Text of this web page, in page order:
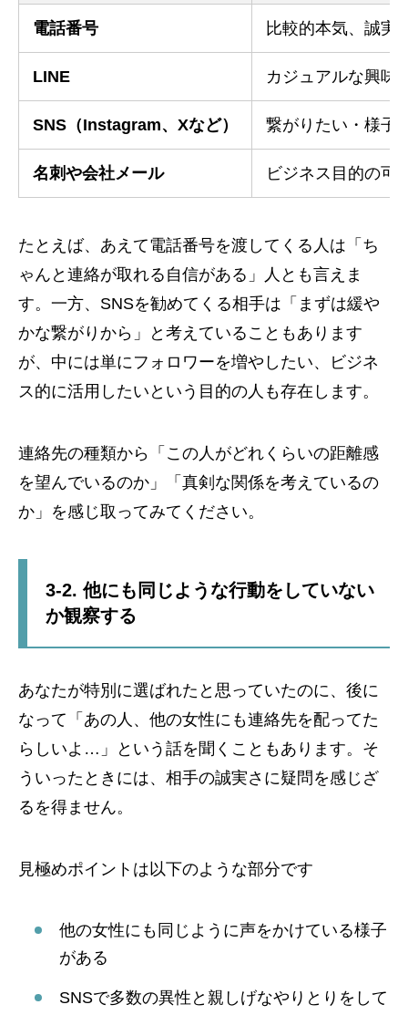
電話番号 比較的本気、誠実
LINE カジュアルな興味
SNS（Instagram、Xなど） 繋がりたい・様子
名刺や会社メール ビジネス目的の可
たとえば、あえて電話番号を渡してくる人は「ち
ゃんと連絡が取れる自信がある」人とも言えま
す。一方、SNSを勧めてくる相手は「まずは緩や
かな繋がりから」と考えていることもあります
が、中には単にフォロワーを増やしたい、ビジネ
ス的に活用したいという目的の人も存在します。
連絡先の種類から「この人がどれくらいの距離感
を望んでいるのか」「真剣な関係を考えているの
か」を感じ取ってみてください。
3-2. 他にも同じような行動をしていない
か観察する
あなたが特別に選ばれたと思っていたのに、後に
なって「あの人、他の女性にも連絡先を配ってた
らしいよ…」という話を聞くこともあります。そ
ういったときには、相手の誠実さに疑問を感じざ
るを得ません。
見極めポイントは以下のような部分です
他の女性にも同じように声をかけている様子
がある
SNSで多数の異性と親しげなやりとりをして